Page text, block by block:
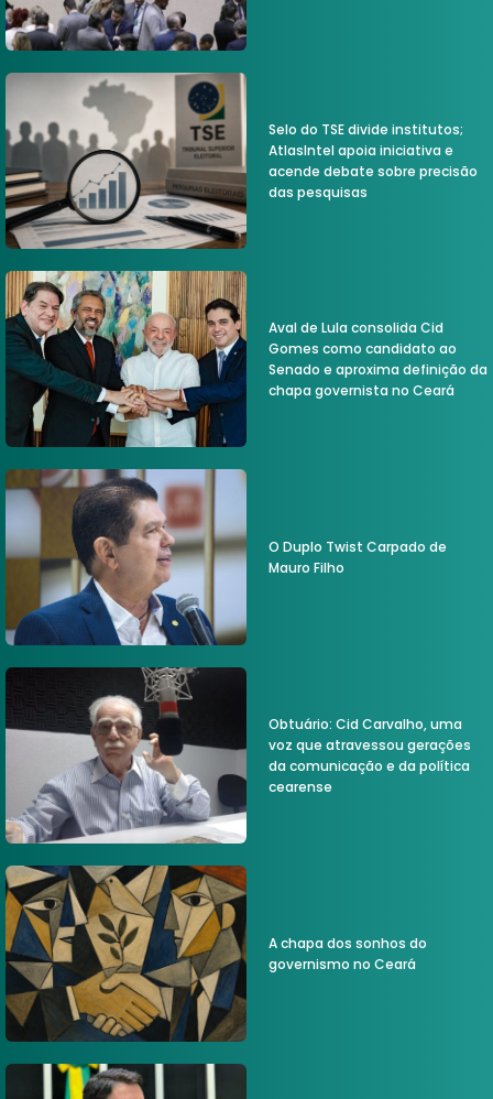
Selo do TSE divide institutos;
AtlasIntel apoia iniciativa e
acende debate sobre precisão
das pesquisas
Aval de Lula consolida Cid
Gomes como candidato ao
Senado e aproxima definição da
chapa governista no Ceará
O Duplo Twist Carpado de
Mauro Filho
Obtuário: Cid Carvalho, uma
voz que atravessou gerações
da comunicação e da política
cearense
A chapa dos sonhos do
governismo no Ceará